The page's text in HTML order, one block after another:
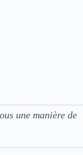
une manière de